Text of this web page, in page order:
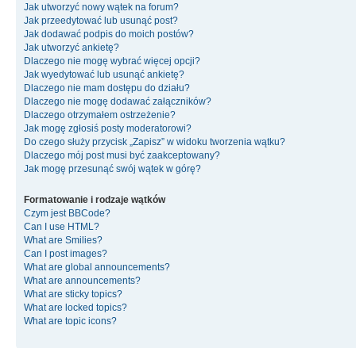
Jak utworzyć nowy wątek na forum?
Jak przeedytować lub usunąć post?
Jak dodawać podpis do moich postów?
Jak utworzyć ankietę?
Dlaczego nie mogę wybrać więcej opcji?
Jak wyedytować lub usunąć ankietę?
Dlaczego nie mam dostępu do działu?
Dlaczego nie mogę dodawać załączników?
Dlaczego otrzymałem ostrzeżenie?
Jak mogę zgłosiś posty moderatorowi?
Do czego służy przycisk „Zapisz” w widoku tworzenia wątku?
Dlaczego mój post musi być zaakceptowany?
Jak mogę przesunąć swój wątek w górę?
Formatowanie i rodzaje wątków
Czym jest BBCode?
Can I use HTML?
What are Smilies?
Can I post images?
What are global announcements?
What are announcements?
What are sticky topics?
What are locked topics?
What are topic icons?